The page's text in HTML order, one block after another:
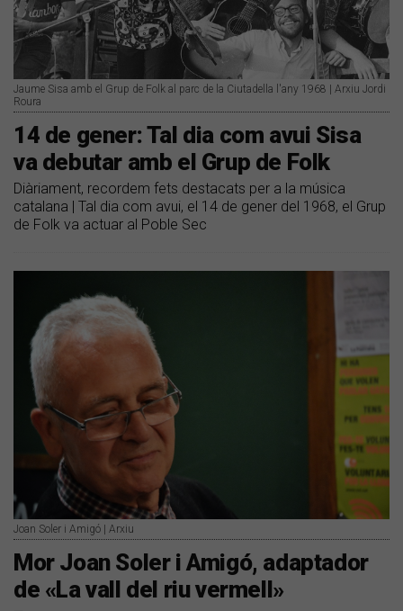
Jaume Sisa amb el Grup de Folk al parc de la Ciutadella l'any 1968 | Arxiu Jordi
Roura
14 de gener: Tal dia com avui Sisa
va debutar amb el Grup de Folk
Diàriament, recordem fets destacats per a la música
catalana | Tal dia com avui, el 14 de gener del 1968, el Grup
de Folk va actuar al Poble Sec
Joan Soler i Amigó | Arxiu
Mor Joan Soler i Amigó, adaptador
de «La vall del riu vermell»